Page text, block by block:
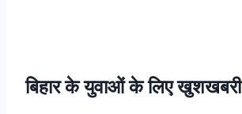
बिहार के युवाओं के लिए खुशखबरी